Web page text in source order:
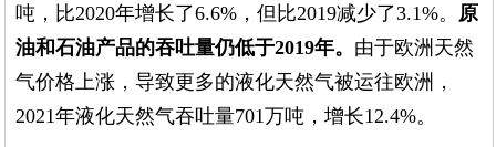
吨，比2020年增长了6.6%，但比2019减少了3.1%。 原
油和石油产品的吞吐量仍低于2019年。 由于欧洲天然
气价格上涨，导致更多的液化天然气被运往欧洲，
2021年液化天然气吞吐量701万吨，增长12.4%。